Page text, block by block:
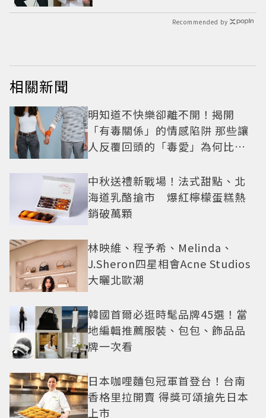
Recommended by
相關新聞
明知道不快樂卻離不開！揭開
「有毒關係」的情感陷阱 那些讓
人反覆回頭的「毒愛」為何比菸
中秋送禮新戰場！法式甜點、北
海道乳酪搶市 爆紅檸檬蛋糕熱
銷破萬顆
林映維、程予希、Melinda、
J.Sheron四星相會Acne Studios
大曬北歐潮
韓國首爾必逛時髦品牌45選！當
地編輯推薦服裝、包包、飾品品
牌一次看
日本咖哩麵包冠軍首登台！台南
香格里拉開賣 得獎可頌搶先日本
上市